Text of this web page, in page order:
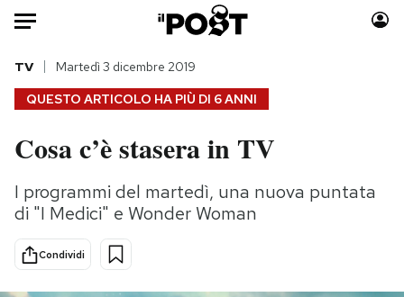
HOME
Italia
Politica
Internet
Moda
Consumismi
QUESTO ARTICOLO HA PIÙ DI 6 ANNI
TV Martedì 3 dicembre 2019
Cosa c’è stasera in TV
I programmi del martedì, una nuova puntata
di "I Medici" e Wonder Woman
Condividi